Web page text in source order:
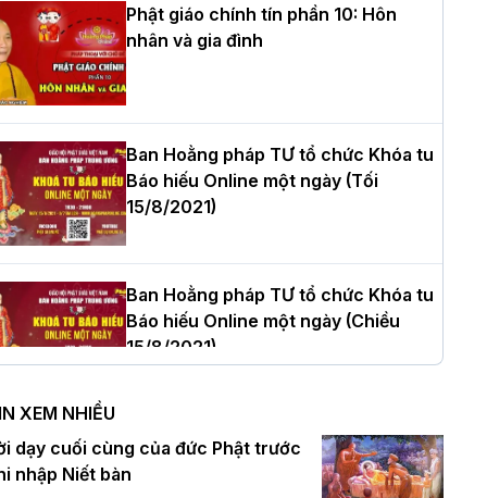
thượng Thích Quảng Tùng tái đắc
Trưởng BTS GHPGVN thành phố Hải
nhiệm kỳ 2026 – 2031
tọa Thích Tâm Chính được suy
tân Trưởng ban Trị sự GHPGVN tỉnh
Nội: Tăng Ni Trường hạ Bồ Đề trang
tác pháp Tiền an cư PL.2570 –
Phật giáo chính tín phần 10: Hôn
nhân và gia đình
Ban Hoằng pháp TƯ tổ chức Khóa tu
Báo hiếu Online một ngày (Tối
15/8/2021)
Ban Hoằng pháp TƯ tổ chức Khóa tu
Báo hiếu Online một ngày (Chiều
15/8/2021)
Ban Hoằng pháp TƯ tổ chức Khóa tu
Báo hiếu Online một ngày (Sáng
15/8/2021)
XEM NHIỀU
dạy cuối cùng của đức Phật trước
nhập Niết bàn